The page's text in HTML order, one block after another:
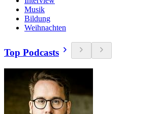
Musik
Bildung
Weihnachten
Top Podcasts